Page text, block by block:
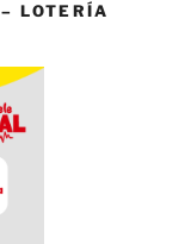
LOTERÍA